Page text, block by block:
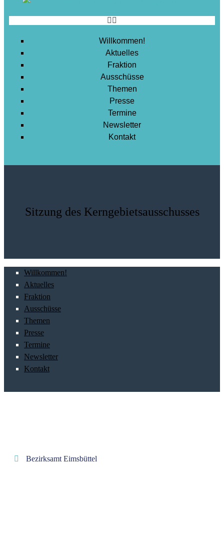
Wohnen
Willkommen!
Aktuelles
Fraktion
Ausschüsse
Themen
Presse
Termine
Newsletter
Kontakt
Sitzung des Kerngebietsausschusses
Willkommen!
Aktuelles
Fraktion
Ausschüsse
Themen
Presse
Termine
Newsletter
Kontakt
Bezirksamt Eimsbüttel